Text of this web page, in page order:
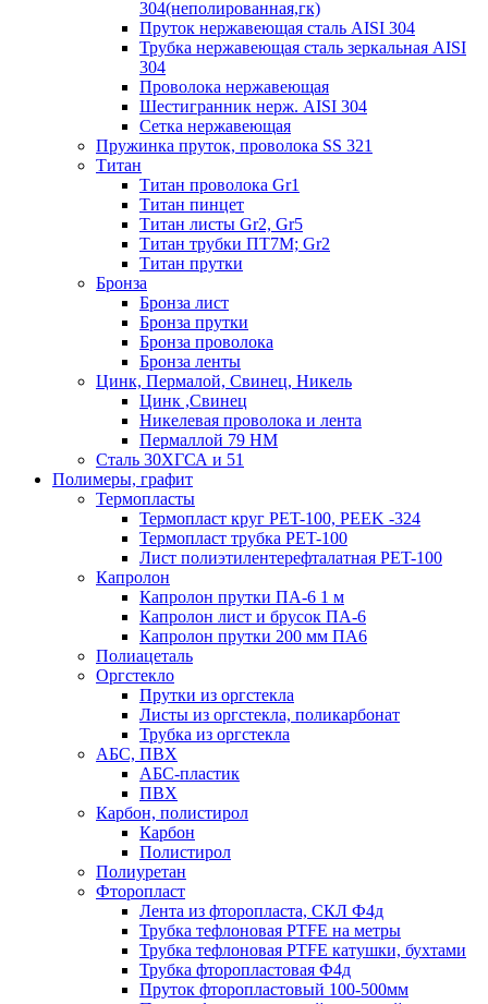
304(неполированная,гк)
Пруток нержавеющая сталь AISI 304
Трубка нержавеющая сталь зеркальная AISI
304
Проволока нержавеющая
Шестигранник нерж. AISI 304
Сетка нержавеющая
Пружинка пруток, проволока SS 321
Титан
Титан проволока Gr1
Титан пинцет
Титан листы Gr2, Gr5
Титан трубки ПТ7М; Gr2
Титан прутки
Бронза
Бронза лист
Бронза прутки
Бронза проволока
Бронза ленты
Цинк, Пермалой, Свинец, Никель
Цинк ,Свинец
Никелевая проволока и лента
Пермаллой 79 НМ
Сталь 30ХГСА и 51
Полимеры, графит
Термопласты
Термопласт круг PET-100, PEEK -324
Термопласт трубка PET-100
Лист полиэтилентерефталатная PET-100
Капролон
Капролон прутки ПА-6 1 м
Капролон лист и брусок ПА-6
Капролон прутки 200 мм ПА6
Полиацеталь
Оргстекло
Прутки из оргстекла
Листы из оргстекла, поликарбонат
Трубка из оргстекла
АБС, ПВХ
АБС-пластик
ПВХ
Карбон, полистирол
Карбон
Полистирол
Полиуретан
Фторопласт
Лента из фторопласта, СКЛ Ф4д
Трубка тефлоновая PTFE на метры
Трубка тефлоновая PTFE катушки, бухтами
Трубка фторопластовая Ф4д
Пруток фторопластовый 100-500мм